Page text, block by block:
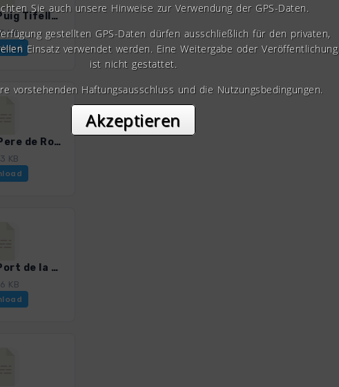
Brava_17_Puig Tifell_4328_4.gpx
KB
Brava_19_Pere de Rodes_4328_4.gpx
KB
Brava_21_Port de la Selva_4328_4.gpx
KB
Sie auch unsere Hinweise zur Verwendung der GPS-Daten.
gestellten GPS-Daten dürfen ausschließlich für den privaten,
Einsatz verwendet werden. Eine Weitergabe oder Veröffentlichung
ist nicht gestattet.
vorstehenden Haftungsausschluss und die Nutzungsbedingungen.
Akzeptieren